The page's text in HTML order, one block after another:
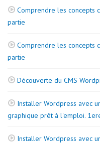
Comprendre les concepts
partie
Comprendre les concepts
partie
Découverte du CMS
Installer Wordpress avec
graphique prêt à l'emploi.
Installer Wordpress avec